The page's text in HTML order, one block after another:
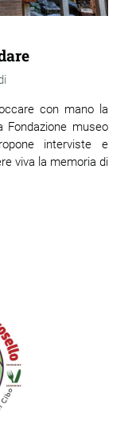
con mano la
museo
interviste e
viva la memoria di